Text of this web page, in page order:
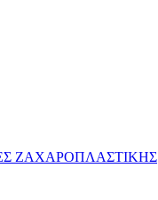
ΖΑΧΑΡΟΠΛΑΣΤΙΚΗΣ